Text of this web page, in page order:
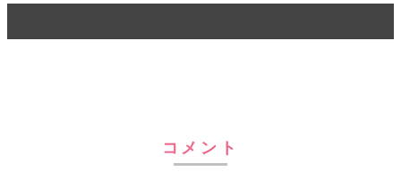
コメント